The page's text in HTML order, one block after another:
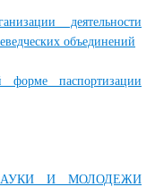
деятельности
объединений
паспортизации
И МОЛОДЕЖИ